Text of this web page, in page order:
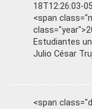
18T12:26:03-
<span
Estudiantes
Julio César
<span